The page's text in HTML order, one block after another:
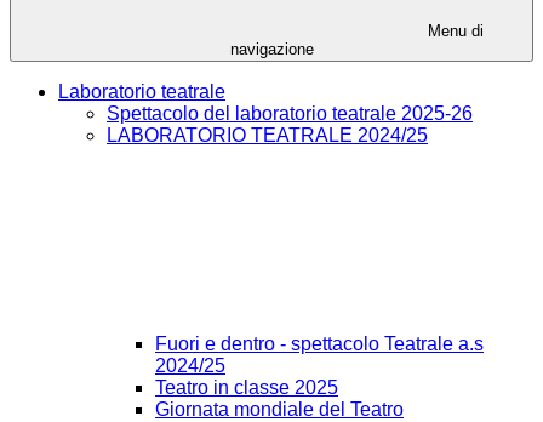
Menu di
navigazione
Laboratorio teatrale
Spettacolo del laboratorio teatrale 2025-26
LABORATORIO TEATRALE 2024/25
Fuori e dentro - spettacolo Teatrale a.s
2024/25
Teatro in classe 2025
Giornata mondiale del Teatro